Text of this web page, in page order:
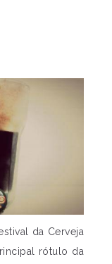
da Cerveja
rótulo da